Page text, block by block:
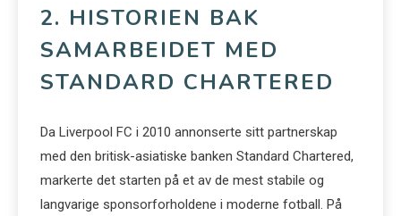
2. HISTORIEN BAK
SAMARBEIDET MED
STANDARD CHARTERED
Da Liverpool FC i 2010 annonserte sitt partnerskap
med den britisk-asiatiske banken Standard Chartered,
markerte det starten på et av de mest stabile og
langvarige sponsorforholdene i moderne fotball. På